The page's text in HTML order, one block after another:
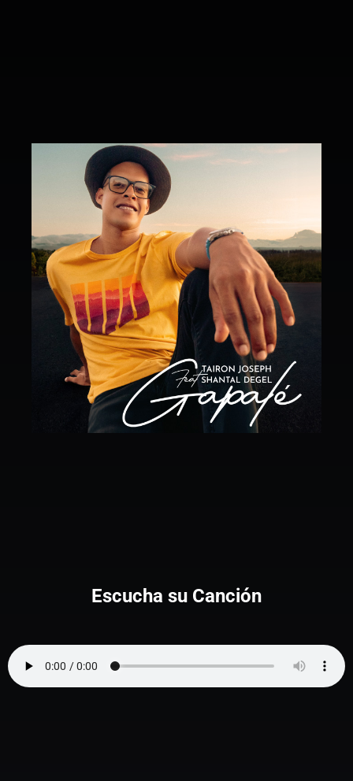
Escucha su Canción